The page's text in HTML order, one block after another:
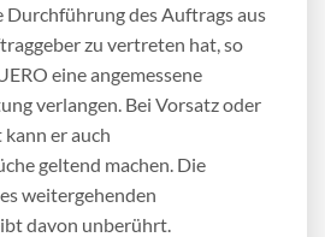
Durchführung des Auftrags aus
zu vertreten hat, so
eine angemessene
verlangen. Bei Vorsatz oder
er auch
geltend machen. Die
weitergehenden
davon unberührt.